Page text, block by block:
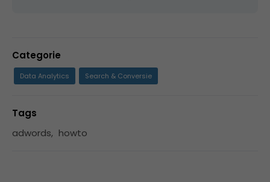
Categorie
Data Analytics Search & Conversie
Tags
adwords, howto